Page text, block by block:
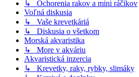
↳ Ochorenia rakov a mini ráčikov
Voľná diskusia
↳ Vaše krevetkáriá
↳ Diskusia o všetkom
Morská akvaristika
↳ More v akváriu
Akvaristická inzercia
↳ Krevetky, raky, rybky, slimáky